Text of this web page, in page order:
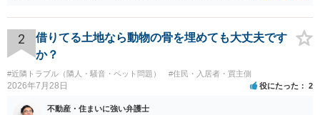
れますが、これは法的な保証ではありません。 ただ、解除まで認めら
れるかどうかについては信頼関係が破壊されたかどうかで判断されま
すので、建物を事務所・店舗用に大きく改築する等までなさらない限
り、リスクはそれほど大きくないかもしれません。 しかしそれでも、
大家さんが契約違反を口実に、将来の更新時に更新料の上乗せを要求
したり、立ち退きを迫る材料に使ったりする可能性は否定できませ
ん。
2
借りてる土地なら動物の骨を埋めても大丈夫です
か？
#近隣トラブル（隣人・騒音・ペット問題） #住民・入居者・買主側
2026年7月28日 役にたった 2
不動産・住まいに強い弁護士